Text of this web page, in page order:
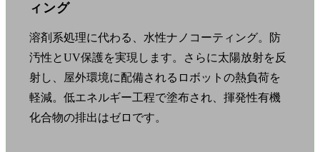
ィング
溶剤系処理に代わる、水性ナノコーティング。防
汚性とUV保護を実現します。さらに太陽放射を反
射し、屋外環境に配備されるロボットの熱負荷を
軽減。低エネルギー工程で塗布され、揮発性有機
化合物の排出はゼロです。